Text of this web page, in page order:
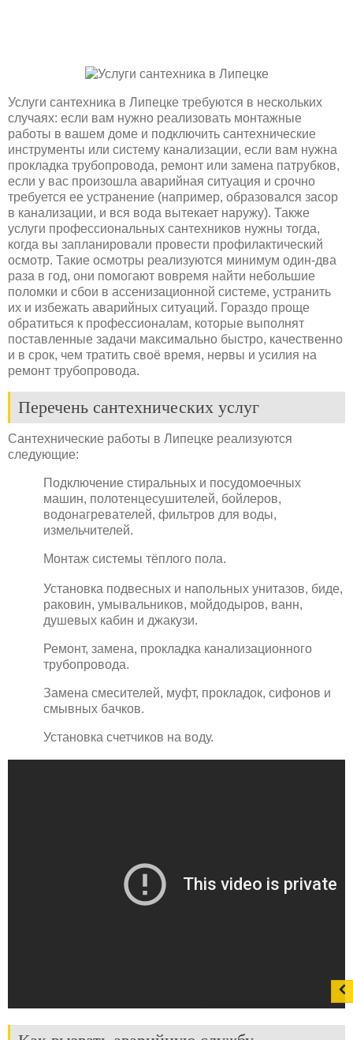
Услуги сантехника в Липецке требуются в нескольких
случаях: если вам нужно реализовать монтажные
работы в вашем доме и подключить сантехнические
инструменты или систему канализации, если вам нужна
прокладка трубопровода, ремонт или замена патрубков,
если у вас произошла аварийная ситуация и срочно
требуется ее устранение (например, образовался засор
в канализации, и вся вода вытекает наружу). Также
услуги профессиональных сантехников нужны тогда,
когда вы запланировали провести профилактический
осмотр. Такие осмотры реализуются минимум один-два
раза в год, они помогают вовремя найти небольшие
поломки и сбои в ассенизационной системе, устранить
их и избежать аварийных ситуаций. Гораздо проще
обратиться к профессионалам, которые выполнят
поставленные задачи максимально быстро, качественно
и в срок, чем тратить своё время, нервы и усилия на
ремонт трубопровода.
Перечень сантехнических услуг
Сантехнические работы в Липецке реализуются
следующие:
Подключение стиральных и посудомоечных
машин, полотенцесушителей, бойлеров,
водонагревателей, фильтров для воды,
измельчителей.
Монтаж системы тёплого пола.
Установка подвесных и напольных унитазов, биде,
раковин, умывальников, мойдодыров, ванн,
душевых кабин и джакузи.
Ремонт, замена, прокладка канализационного
трубопровода.
Замена смесителей, муфт, прокладок, сифонов и
смывных бачков.
Установка счетчиков на воду.